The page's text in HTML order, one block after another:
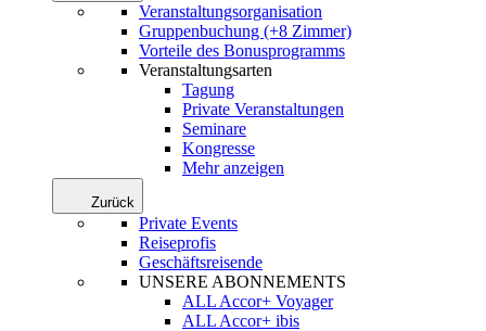
Veranstaltungsorganisation
Gruppenbuchung (+8 Zimmer)
Vorteile des Bonusprogramms
Veranstaltungsarten
Tagung
Private Veranstaltungen
Seminare
Kongresse
Mehr anzeigen
Zurück
Private Events
Reiseprofis
Geschäftsreisende
UNSERE ABONNEMENTS
ALL Accor+ Voyager
ALL Accor+ ibis